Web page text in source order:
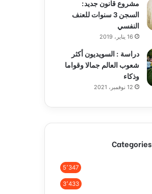
مشروع قانون جديد:
السجن 3 سنوات للعنف
النفسي
16 يناير، 2019
دراسة : السويديون أكثر
شعوب العالم جمالا وقواما
وذكاء
12 نوفمبر، 2021
Categories
5٬347
3٬433